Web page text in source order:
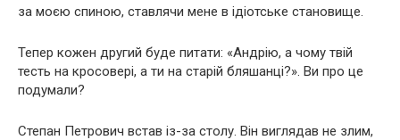
за моєю спиною, ставлячи мене в ідіотське становище.
Тепер кожен другий буде питати: «Андрію, а чому твій
тесть на кросовері, а ти на старій бляшанці?». Ви про це
подумали?
Степан Петрович встав із-за столу. Він виглядав не злим,